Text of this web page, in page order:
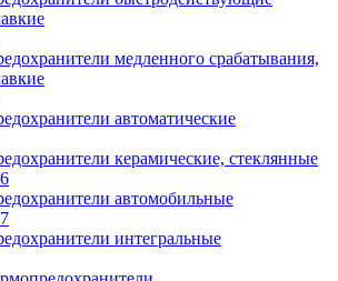
медленного срабатывания,
автоматические
керамические, стеклянные
автомобильные
интегральные